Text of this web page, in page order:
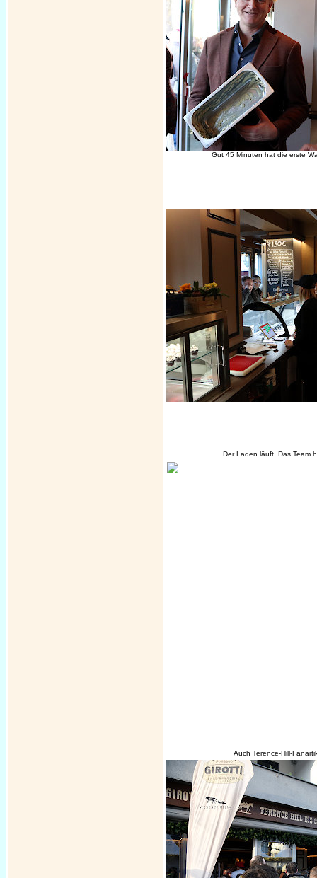
Gut 45 Minuten hat die erste
Der Laden läuft. Das Team
Auch Terence-Hill-